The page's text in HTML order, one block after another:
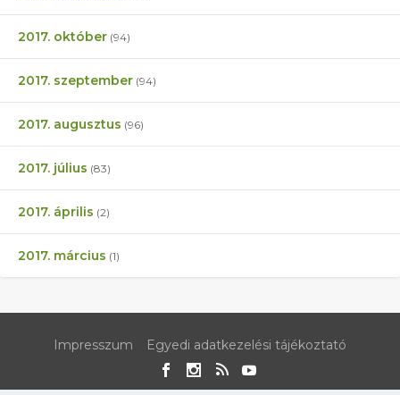
2017. október (94)
2017. szeptember (94)
2017. augusztus (96)
2017. július (83)
2017. április (2)
2017. március (1)
Impresszum Egyedi adatkezelési tájékoztató